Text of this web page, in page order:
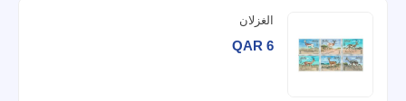
الغزلان
QAR 6